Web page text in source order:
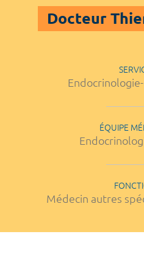
Docteur
ÉQUIPE
Médecin autres